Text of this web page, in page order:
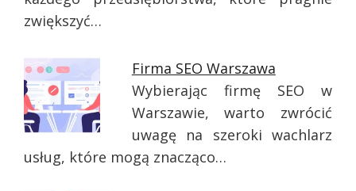
zwiększyć…
Firma SEO Warszawa
Wybierając firmę SEO w
Warszawie, warto zwrócić
uwagę na szeroki wachlarz
usług, które mogą znacząco…